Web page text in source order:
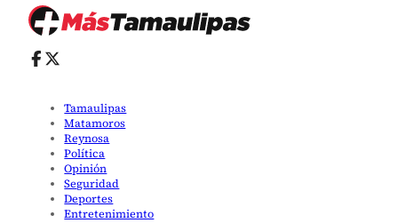
Tamaulipas
Matamoros
Reynosa
Política
Opinión
Seguridad
Deportes
Entretenimiento